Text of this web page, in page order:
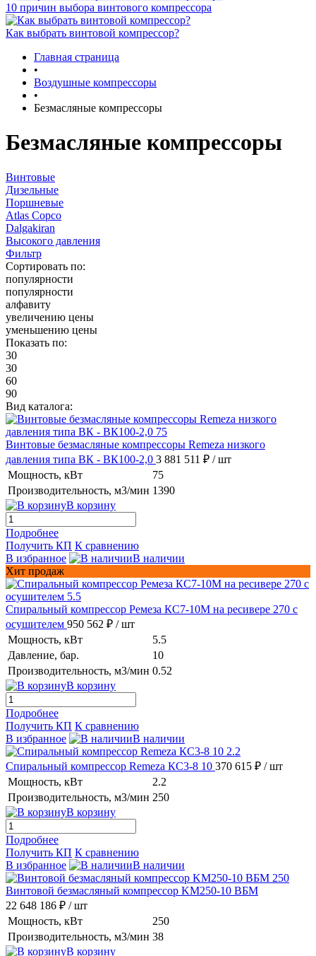
10 причин выбора винтового компрессора
Как выбрать винтовой компрессор?
Главная страница
•
Воздушные компрессоры
•
Безмасляные компрессоры
Безмасляные компрессоры
Винтовые
Дизельные
Поршневые
Atlas Copco
Dalgakiran
Высокого давления
Фильтр
Сортировать по:
популярности
популярности
алфавиту
увеличению цены
уменьшению цены
Показать по:
30
30
60
90
Вид каталога:
Винтовые безмасляные компрессоры Remeza низкого
давления типа ВК - ВК100-2,0 3 881 511 ₽ / шт
Мощность, кВт
75
Производительность, м3/мин 1390
В корзину
Подробнее
Получить КП К сравнению
В избранное
В наличии
Хит продаж
Спиральный компрессор Ремеза КС7-10М на ресивере 270 с
осушителем 950 562 ₽ / шт
Мощность, кВт
5.5
Давление, бар.
10
Производительность, м3/мин 0.52
В корзину
Подробнее
Получить КП К сравнению
В избранное
В наличии
Спиральный компрессор Remeza КС3-8 10 370 615 ₽ / шт
Мощность, кВт
2.2
Производительность, м3/мин 250
В корзину
Подробнее
Получить КП К сравнению
В избранное
В наличии
Винтовой безмасляный компрессор KM250-10 ВБМ
22 648 186 ₽ / шт
Мощность, кВт
250
Производительность, м3/мин 38
В корзину